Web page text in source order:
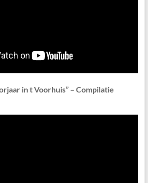
in t Voorhuis” – Compilatie